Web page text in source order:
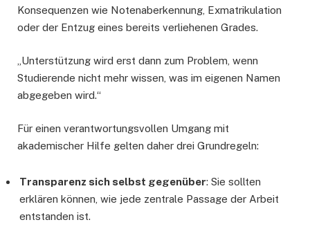
Konsequenzen wie Notenaberkennung, Exmatrikulation
oder der Entzug eines bereits verliehenen Grades.
„Unterstützung wird erst dann zum Problem, wenn
Studierende nicht mehr wissen, was im eigenen Namen
abgegeben wird.“
Für einen verantwortungsvollen Umgang mit
akademischer Hilfe gelten daher drei Grundregeln:
Transparenz sich selbst gegenüber: Sie sollten
erklären können, wie jede zentrale Passage der Arbeit
entstanden ist.